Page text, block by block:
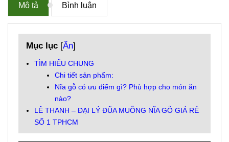
Mô tả Bình luận
Mục lục [Ẩn]
TÌM HIỂU CHUNG
Chi tiết sản phẩm:
Nĩa gỗ có ưu điểm gì? Phù hợp cho món ăn
nào?
LÊ THANH – ĐẠI LÝ ĐŨA MUỖNG NĨA GỖ GIÁ RẺ
SỐ 1 TPHCM